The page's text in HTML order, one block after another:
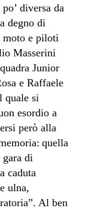
diversa da
degno di
moto e piloti
Masserini
Junior
e Raffaele
quale si
esordio a
però alla
quella
gara di
caduta
ulna,
Al ben